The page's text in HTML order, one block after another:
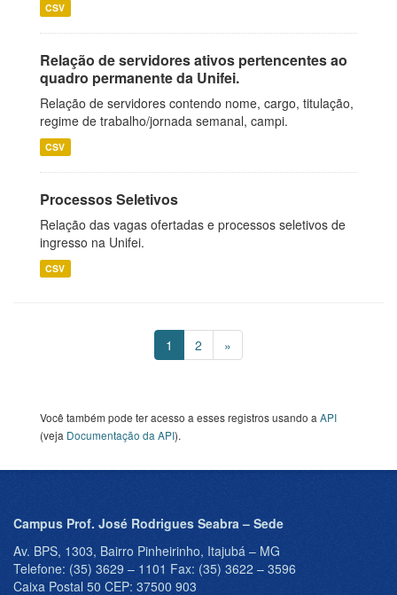
CSV
Relação de servidores ativos pertencentes ao
quadro permanente da Unifei.
Relação de servidores contendo nome, cargo, titulação,
regime de trabalho/jornada semanal, campi.
CSV
Processos Seletivos
Relação das vagas ofertadas e processos seletivos de
ingresso na Unifei.
CSV
1 2 »
Você também pode ter acesso a esses registros usando a API
(veja Documentação da API).
Campus Prof. José Rodrigues Seabra – Sede
Av. BPS, 1303, Bairro Pinheirinho, Itajubá – MG
Telefone: (35) 3629 – 1101 Fax: (35) 3622 – 3596
Caixa Postal 50 CEP: 37500 903